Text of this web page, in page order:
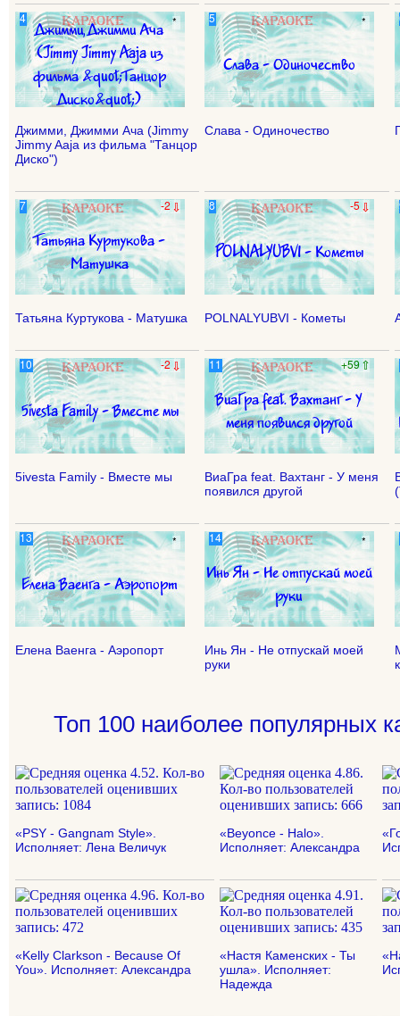
Джимми, Джимми Ача (Jimmy
Jimmy Aaja из фильма "Танцор
Диско")
Слава - Одиночество
Татьяна Куртукова - Матушка POLNALYUBVI - Кометы
5ivesta Family - Вместе мы
ВиаГра feat. Вахтанг - У меня
появился другой
Елена Ваенга - Аэропорт
Инь Ян - Не отпускай моей
руки
Топ 100 наиболее популярных
«PSY - Gangnam Style».
Исполняет: Лена Величук
«Beyonce - Halo».
Исполняет: Александра
«Kelly Clarkson - Because Of
You». Исполняет: Александра
«Настя Каменских - Ты
ушла». Исполняет:
Надежда